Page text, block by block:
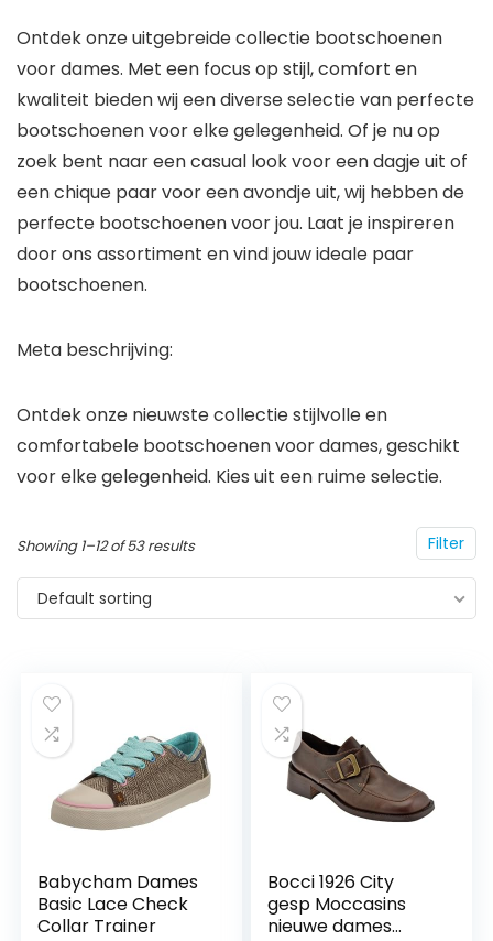
Ontdek onze uitgebreide collectie bootschoenen
voor dames. Met een focus op stijl, comfort en
kwaliteit bieden wij een diverse selectie van perfecte
bootschoenen voor elke gelegenheid. Of je nu op
zoek bent naar een casual look voor een dagje uit of
een chique paar voor een avondje uit, wij hebben de
perfecte bootschoenen voor jou. Laat je inspireren
door ons assortiment en vind jouw ideale paar
bootschoenen.
Meta beschrijving:
Ontdek onze nieuwste collectie stijlvolle en
comfortabele bootschoenen voor dames, geschikt
voor elke gelegenheid. Kies uit een ruime selectie.
Filter
Showing 1–12 of 53 results
Default sorting
Babycham Dames
Basic Lace Check
Collar Trainer
Bocci 1926 City
gesp Moccasins
nieuwe dames